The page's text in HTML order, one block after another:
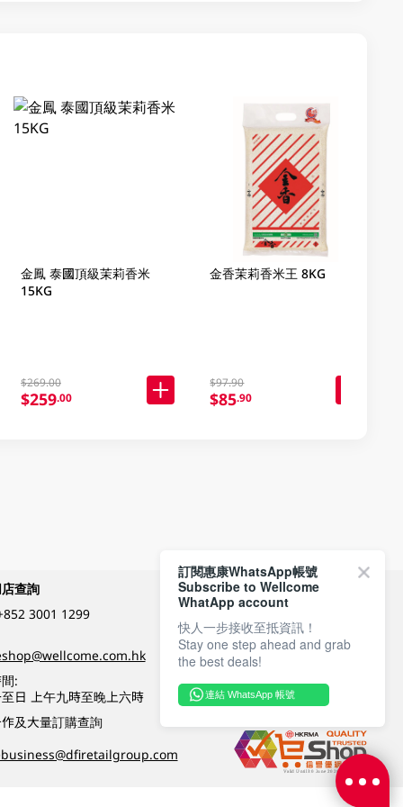
金鳳 泰國頂級茉莉香米
15KG
$269.00
$259.00
金香茉莉香米王 8KG
$97.90
$85.90
查詢
3001 1299
:
日 上午九時至晚上六時
及大量訂購查詢
付款方式
關注我們
訂閱惠康WhatsApp帳號
Subscribe to Wellcome
WhatApp account
快人一步接收至抵資訊！
Stay one step ahead and grab
the best deals!
連結 WhatsApp 帳號